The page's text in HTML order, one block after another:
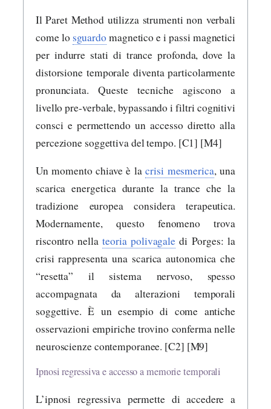
Il Paret Method utilizza strumenti non verbali
come lo sguardo magnetico e i passi magnetici
per indurre stati di trance profonda, dove la
distorsione temporale diventa particolarmente
pronunciata. Queste tecniche agiscono a
livello pre-verbale, bypassando i filtri cognitivi
consci e permettendo un accesso diretto alla
percezione soggettiva del tempo. [C1] [M4]
Un momento chiave è lacrisi mesmerica, una
scarica energetica durante la trance che la
tradizione europea considera terapeutica.
Modernamente, questo fenomeno trova
riscontro nellateoria polivagale di Porges: la
crisi rappresenta una scarica autonomica che
“resetta” il sistema nervoso, spesso
accompagnata da alterazioni temporali
soggettive. È un esempio di come antiche
osservazioni empiriche trovino conferma nelle
neuroscienze contemporanee. [C2] [M9]
Ipnosi regressiva e accesso a memorie temporali
L’ipnosi regressiva permette di accedere a